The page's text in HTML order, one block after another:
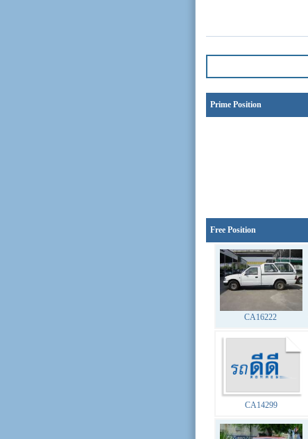
Prime Position
Free Position
CA16222
CA14299